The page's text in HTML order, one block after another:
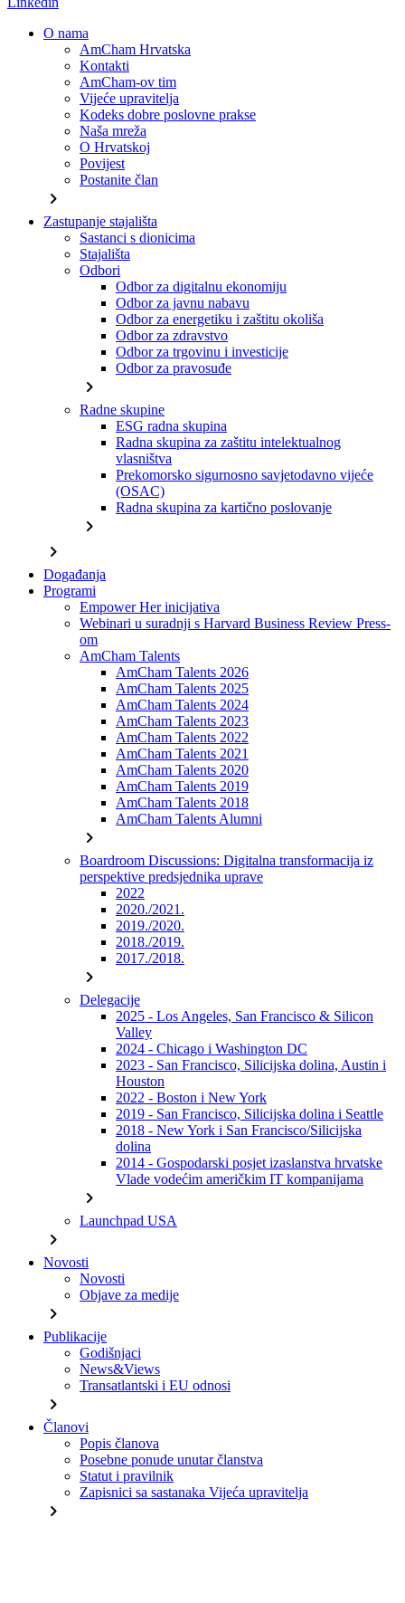
O nama
AmCham Hrvatska
Kontakti
AmCham-ov tim
Vijeće upravitelja
Kodeks dobre poslovne prakse
Naša mreža
O Hrvatskoj
Povijest
Postanite član
chevron_right
Zastupanje stajališta
Sastanci s dionicima
Stajališta
Odbori
Odbor za digitalnu ekonomiju
Odbor za javnu nabavu
Odbor za energetiku i zaštitu okoliša
Odbor za zdravstvo
Odbor za trgovinu i investicije
Odbor za pravosuđe
chevron_right
Radne skupine
ESG radna skupina
Radna skupina za zaštitu intelektualnog
vlasništva
Prekomorsko sigurnosno savjetodavno vijeće
(OSAC)
Radna skupina za kartično poslovanje
chevron_right
chevron_right
Događanja
Programi
Empower Her inicijativa
Webinari u suradnji s Harvard Business Review Press-
om
AmCham Talents
AmCham Talents 2026
AmCham Talents 2025
AmCham Talents 2024
AmCham Talents 2023
AmCham Talents 2022
AmCham Talents 2021
AmCham Talents 2020
AmCham Talents 2019
AmCham Talents 2018
AmCham Talents Alumni
chevron_right
Boardroom Discussions: Digitalna transformacija iz
perspektive predsjednika uprave
2022
2020./2021.
2019./2020.
2018./2019.
2017./2018.
chevron_right
Delegacije
2025 - Los Angeles, San Francisco & Silicon
Valley
2024 - Chicago i Washington DC
2023 - San Francisco, Silicijska dolina, Austin i
Houston
2022 - Boston i New York
2019 - San Francisco, Silicijska dolina i Seattle
2018 - New York i San Francisco/Silicijska
dolina
2014 - Gospodarski posjet izaslanstva hrvatske
Vlade vodećim američkim IT kompanijama
chevron_right
Launchpad USA
chevron_right
Novosti
Novosti
Objave za medije
chevron_right
Publikacije
Godišnjaci
News&Views
Transatlantski i EU odnosi
chevron_right
Članovi
Popis članova
Posebne ponude unutar članstva
Statut i pravilnik
Zapisnici sa sastanaka Vijeća upravitelja
chevron_right